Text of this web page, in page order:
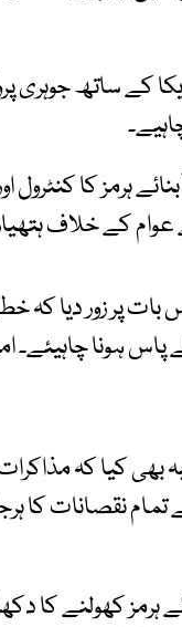
کے ساتھ جوہری
ہرمز کا کنٹرول
عوام کے خلاف
بات پر زور دیا
ہونا چاہیئے۔
بھی کیا کہ
نقصانات کا
ہرمز کھولنے کا